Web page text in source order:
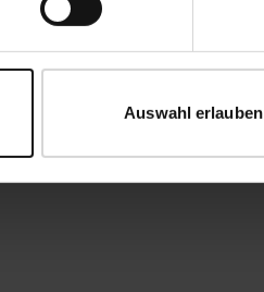
Auswahl erlauben